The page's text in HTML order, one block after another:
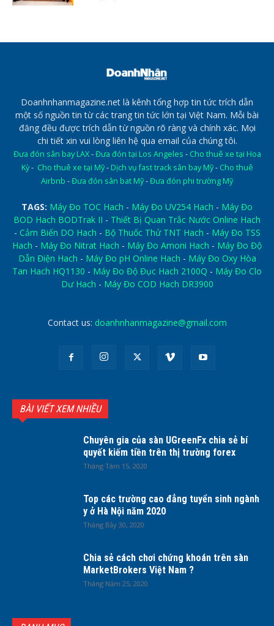
Doanhnhanmagazine.net là kênh tổng hợp tin tức trích dẫn
một số nguồn tin từ các trang tin tức lớn tại Việt Nam. Mỗi bài
đăng đều được trích dẫn từ nguồn rõ ràng và chính xác. Mọi
chi tiết xin vui lòng liên hệ qua email của chúng tôi.
Đưa đón sân bay LAX-Đưa đón tại Los Angeles - Cho thuê xe tại Hoa
Kỳ- Cho thuê xe tại Mỹ- Dịch vụ fast track sân bay Mỹ- Cho thuê
Airbnb -Đưa đón sân bat Mỹ-Đưa đón phi trường Mỹ
TAGS: Máy Đo TOC Hach - Máy Đo UV254 Hach - Máy Đo
BOD Hach BODTrak II - Thiết Bị Quan Trắc Nước Online Hach
- Cảm Biến DO Hach - Bộ Thuốc Thử TNT Hach - Máy Đo TSS
Hach - Máy Đo Nitrat Hach - Máy Đo Amoni Hach - Máy Đo Độ
Dẫn Điện Hach - Máy Đo pH Online Hach - Máy Đo Oxy Hòa
Tan Hach HQ1130 - Máy Đo Độ Đục Hach 2100Q - Máy Đo Clo
Dư Hach - Máy Đo COD Hach DR3900
Contact us: doanhnhanmagazine@gmail.com
BÀI VIẾT XEM NHIỀU
Chuyên gia của sàn UGreenFx chia sẻ bí
quyết kiếm tiền trên thị trường forex
Tháng Tám 15, 2020
Top các trường cao đẳng tuyển sinh ngành
y ở Hà Nội năm 2020
Tháng Bảy 30, 2020
Chia sẻ cách chơi chứng khoán trên sàn
MarketBrokers Việt Nam ?
Tháng Năm 25, 2020